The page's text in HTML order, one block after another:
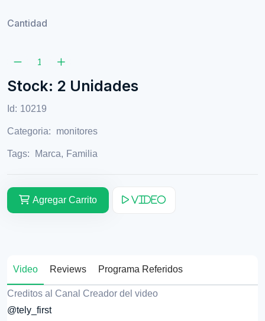
Cantidad
Stock: 2 Unidades
Id: 10219
Categoria: monitores
Tags: Marca, Familia
Agregar Carrito Video
Video Reviews Programa Referidos
Creditos al Canal Creador del video
@tely_first